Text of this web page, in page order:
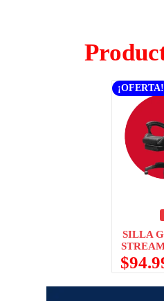
¡OFERTA!
SILLA
$